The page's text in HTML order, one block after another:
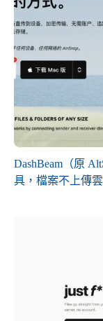
DashBeam（原
具，檔案不上傳